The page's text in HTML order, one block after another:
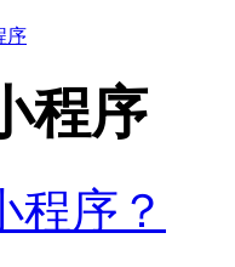
序
程序
程序？